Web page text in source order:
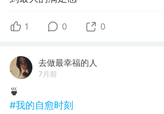
1 0 0
去做最幸福的人
7月前
🍵
#我的自愈时刻